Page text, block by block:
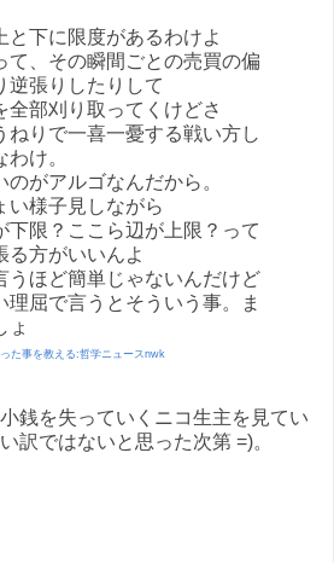
と下に限度があるわけよ
て、その瞬間ごとの売買の偏
逆張りしたりして
全部刈り取ってくけどさ
ねりで一喜一憂する戦い方し
け。
がアルゴなんだから。
い様子見しながら
下限？ここら辺が上限？って
る方がいいんよ
うほど簡単じゃないんだけど
理屈で言うとそういう事。ま
ょ
た事を教える:哲学ニュースnwk
銭を失っていくニコ生主を見てい
訳ではないと思った次第 =)。